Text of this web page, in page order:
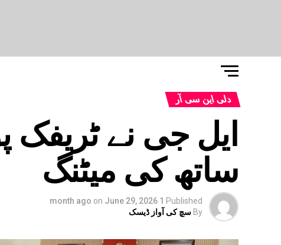
دلی این سی آر
ایل جی نے ٹریفک
ساتھ کی میٹنگ
Published
1 month ago
on June 29, 2026
By سچ کی آواز ڈیسک